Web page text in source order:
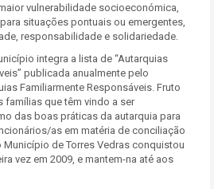
vulnerabilidade socioeconómica,
situações pontuais ou emergentes,
responsabilidade e solidariedade.
integra a lista de “Autarquias
publicada anualmente pelo
Familiarmente Responsáveis. Fruto
que têm vindo a ser
das boas práticas da autarquia para
as em matéria de conciliação
Município de Torres Vedras conquistou
vez em 2009, e mantem-na até aos